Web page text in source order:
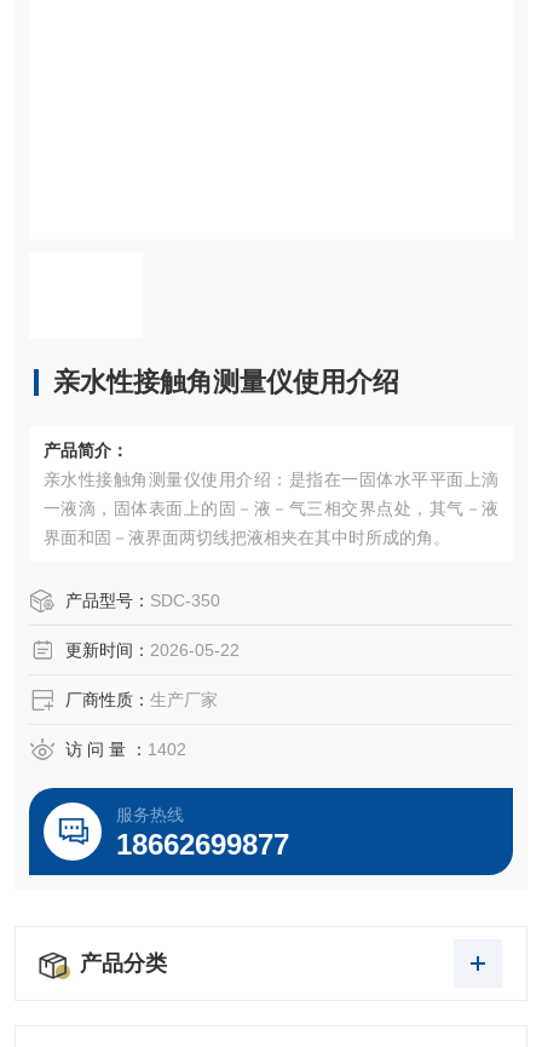
亲水性接触角测量仪使用介绍
产品简介：
亲水性接触角测量仪使用介绍：是指在一固体水平平面上滴
一液滴，固体表面上的固－液－气三相交界点处，其气－液
界面和固－液界面两切线把液相夹在其中时所成的角。
产品型号： SDC-350
更新时间： 2026-05-22
厂商性质： 生产厂家
访 问 量 ： 1402
服务热线
18662699877
产品分类